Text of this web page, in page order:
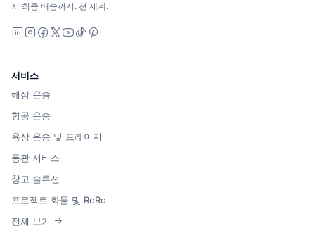
서 최종 배송까지. 전 세계.
LinkedIn
Instagram
Facebook
X YouTube
TikTok
서비스
해상 운송
항공 운송
육상 운송 및 드레이지
통관 서비스
창고 솔루션
프로젝트 화물 및 RoRo
전체 보기